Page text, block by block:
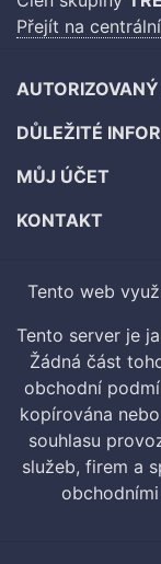
Přejít na
DŮLEŽITÉ
MŮJ ÚČET
KONTAKT
Tento web
Tento server je
Žádná část
obchodní
kopírována
souhlasu
služeb, firem a